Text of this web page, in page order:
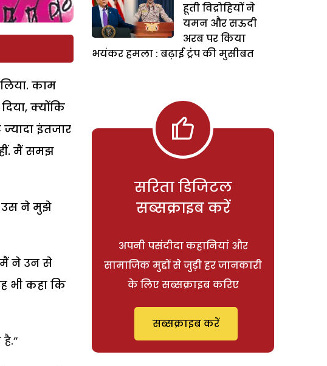
काम
क्योंकि
इंतजार
मैं समझ
उस ने मुझे
मैं ने उन से
भी कहा कि
हूती विद्रोहियों ने
यमन और सऊदी
अरब पर किया
भयंकर हमला : बढ़ाई ट्रंप की मुसीबत
सरिता डिजिटल
सब्सक्राइब करें
अपनी पसंदीदा कहानियां और
सामाजिक मुद्दों से जुड़ी हर जानकारी
के लिए सब्सक्राइब करिए
सब्सक्राइब करें